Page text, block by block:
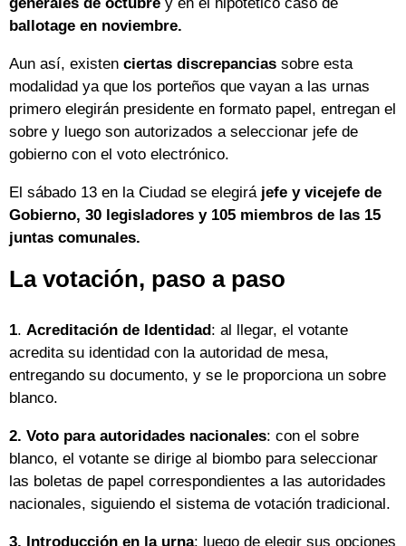
ballotage en noviembre.
Aun así, existen ciertas discrepancias sobre esta
modalidad ya que los porteños que vayan a las urnas
primero elegirán presidente en formato papel, entregan el
sobre y luego son autorizados a seleccionar jefe de
gobierno con el voto electrónico.
El sábado 13 en la Ciudad se elegirá jefe y vicejefe de
Gobierno, 30 legisladores y 105 miembros de las 15
juntas comunales.
La votación, paso a paso
1. Acreditación de Identidad: al llegar, el votante
acredita su identidad con la autoridad de mesa,
entregando su documento, y se le proporciona un sobre
blanco.
2. Voto para autoridades nacionales: con el sobre
blanco, el votante se dirige al biombo para seleccionar
las boletas de papel correspondientes a las autoridades
nacionales, siguiendo el sistema de votación tradicional.
3. Introducción en la urna: luego de elegir sus opciones